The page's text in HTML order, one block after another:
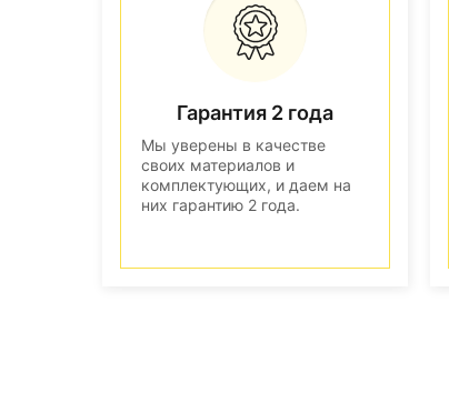
Гарантия 2 года
Мы уверены в качестве
своих материалов и
комплектующих, и даем на
них гарантию 2 года.